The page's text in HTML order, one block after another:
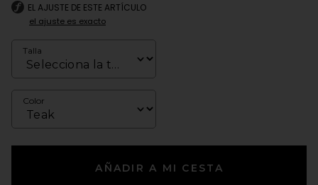
EL AJUSTE DE ESTE ARTÍCULO
el ajuste es exacto
Talla
Color
AÑADIR A MI CESTA